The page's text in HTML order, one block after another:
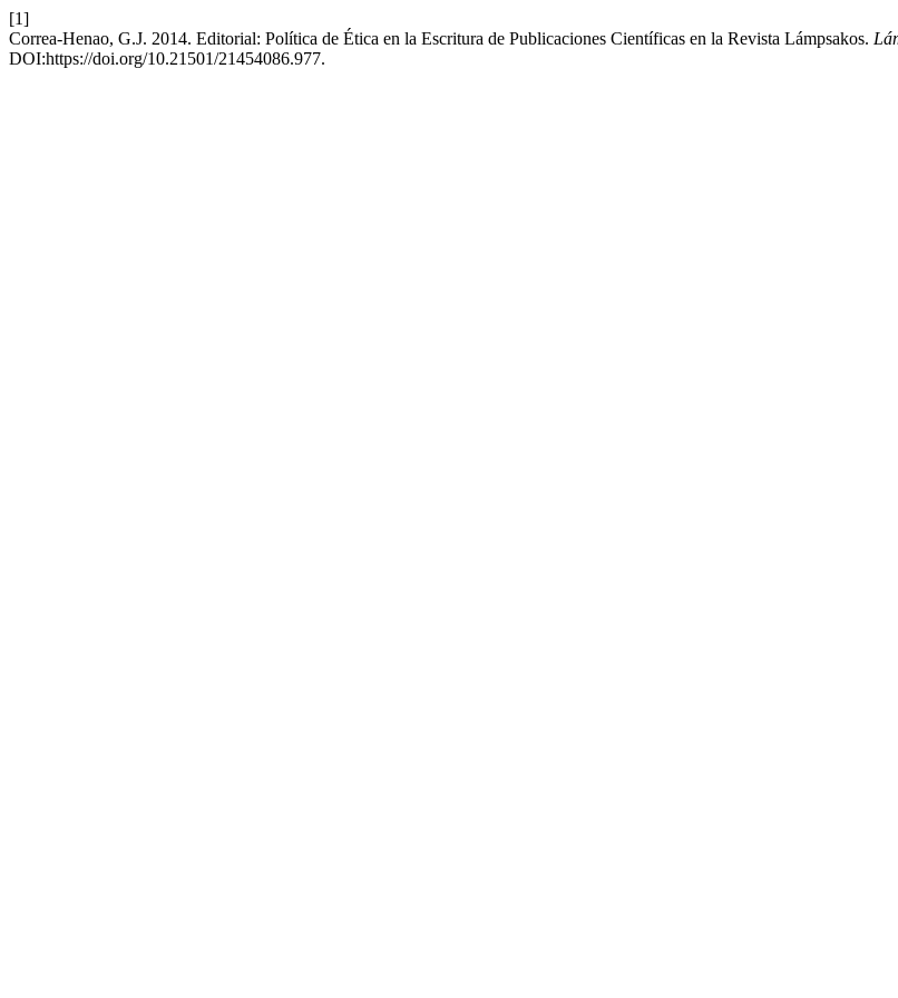
[1]
Correa-Henao, G.J. 2014. Editorial: Política de Ética en la Escritura de Publicaciones Científicas en la Revista Lámpsakos.
DOI:https://doi.org/10.21501/21454086.977.